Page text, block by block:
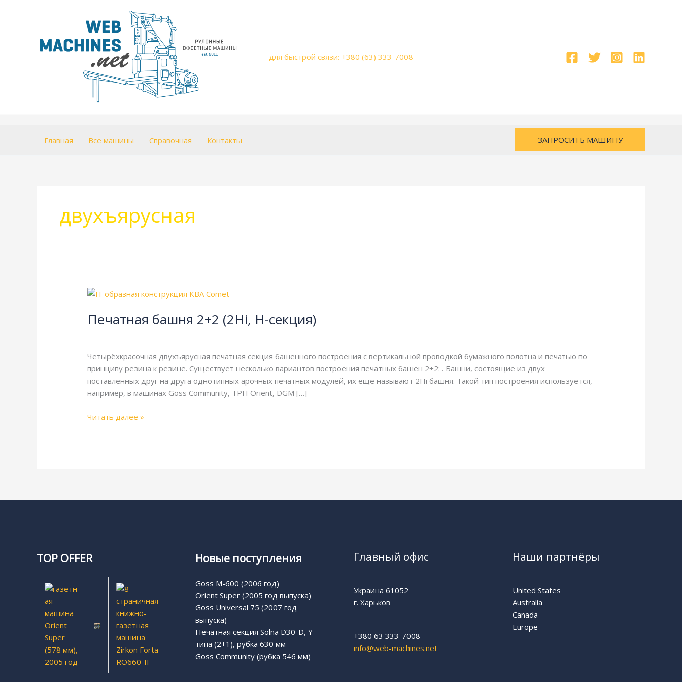
для быстрой связи: +380 (63) 333-7008
Главная Все машины Справочная Контакты ЗАПРОСИТЬ МАШИНУ
двухъярусная
Печатная башня 2+2 (2Hi, H-секция)
Четырёхкрасочная двухъярусная печатная секция башенного построения с вертикальной проводкой бумажного полотна и печатью по
принципу резина к резине. Существует несколько вариантов построения печатных башен 2+2: . Башни, состоящие из двух
поставленных друг на друга однотипных арочных печатных модулей, их ещё называют 2Hi башня. Такой тип построения используется,
например, в машинах Goss Community, TPH Orient, DGM […]
Печатная
2+2
секция)
Читать далее »
TOP OFFER Новые поступления
Goss M-600 (2006 год)
Orient Super (2005 год выпуска)
Goss Universal 75 (2007 год
выпуска)
Печатная секция Solna D30-D, Y-
типа (2+1), рубка 630 мм
Goss Community (рубка 546 мм)
Главный офис
Украина 61052
г. Харьков
+380 63 333-7008
info@web-machines.net
Наши партнёры
United States
Australia
Canada
Europe